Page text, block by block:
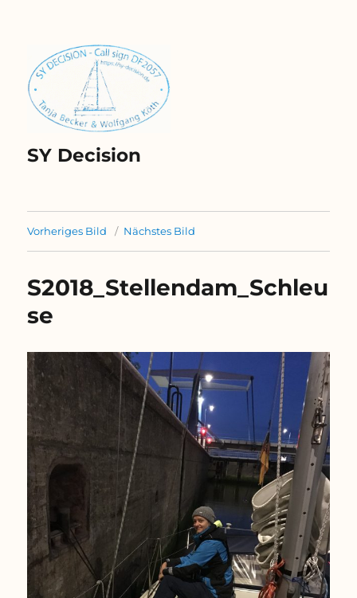
SY Decision
Vorheriges Bild Nächstes Bild
S2018_Stellendam_Schleu
se